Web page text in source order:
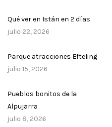
Qué ver en Istán en 2 días
julio 22, 2026
Parque atracciones Efteling
julio 15, 2026
Pueblos bonitos de la
Alpujarra
julio 8, 2026